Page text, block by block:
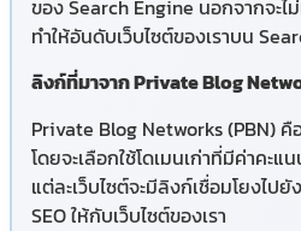
ของ Search Engine นอกจากจะ
ทำให้อันดับเว็บไซต์ของเราบน
ลิงก์ที่มาจาก Private Blog
Private Blog Networks (PBN) คื
โดยจะเลือกใช้โดเมนเก่าที่มีค่าคะ
แต่ละเว็บไซต์จะมีลิงก์เชื่อมโยงไป
SEO ให้กับเว็บไซต์ของเรา